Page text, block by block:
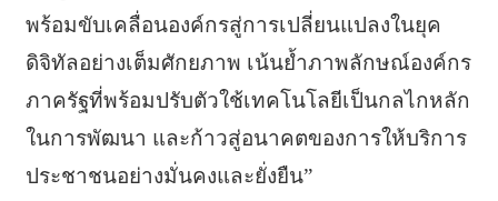
พร้อมขับเคลื่อนองค์กรสู่การเปลี่ยนแปลงในยุค
ดิจิทัลอย่างเต็มศักยภาพ เน้นย้ำภาพลักษณ์องค์กร
ภาครัฐที่พร้อมปรับตัวใช้เทคโนโลยีเป็นกลไกหลัก
ในการพัฒนา และก้าวสู่อนาคตของการให้บริการ
ประชาชนอย่างมั่นคงและยั่งยืน”